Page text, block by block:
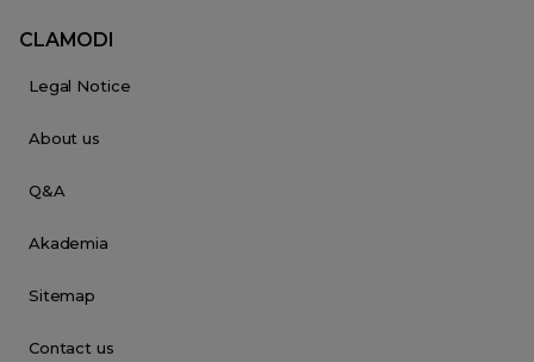
CLAMODI
Legal Notice
About us
Q&A
Akademia
Sitemap
Contact us